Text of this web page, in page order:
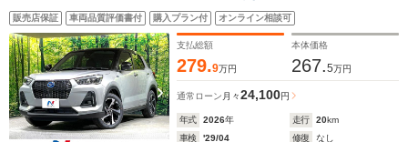
ザーシート レーダークルーズ 衝突軽減 シートヒー
ター 電子パーキング オートブレーキホールド アッ
プルカープレイ HDMI接続
販売店保証 車両品質評価書付 購入プラン付 オンライン相談可
支払総額
279.9万円
本体価格
267.5万円
通常ローン 月々24,100円
年式 2026年 走行 20km
車検
'29/04 修復
なし